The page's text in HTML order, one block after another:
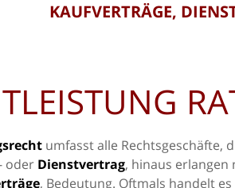
KAUFVERTRÄGE,
umfasst alle Rechtsgeschäfte,
oder Dienstvertrag, hinaus erlangen
, Bedeutung. Oftmals handelt